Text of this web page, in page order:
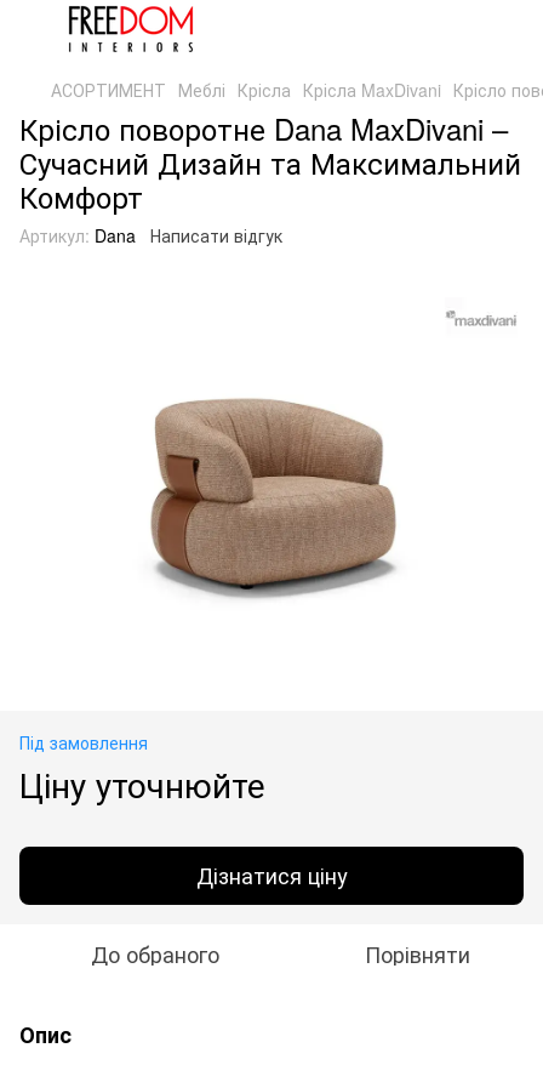
АСОРТИМЕНТ Меблі Крісла Крісла MaxDivani Крісло
Крісло поворотне Dana MaxDivani –
Сучасний Дизайн та Максимальний
Комфорт
Артикул: Dana Написати відгук
Під замовлення
Ціну уточнюйте
Дізнатися ціну
До обраного Порівняти
Опис